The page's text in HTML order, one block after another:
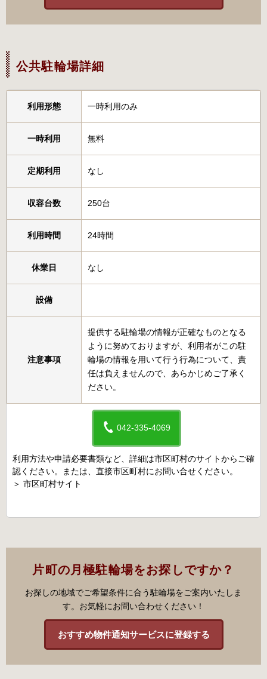
公共駐輪場詳細
利用形態 一時利用のみ
一時利用 無料
定期利用 なし
収容台数 250台
利用時間 24時間
休業日 なし
設備
注意事項
提供する駐輪場の情報が正確なものとなる
ように努めておりますが、利用者がこの駐
輪場の情報を用いて行う行為について、責
任は負えませんので、あらかじめご了承く
ださい。
042-335-4069
利用方法や申請必要書類など、詳細は市区町村のサイトからご確
認ください。または、直接市区町村にお問い合せください。
＞ 市区町村サイト
片町の月極駐輪場をお探しですか？
お探しの地域でご希望条件に合う駐輪場をご案内いたしま
す。お気軽にお問い合わせください！
おすすめ物件通知サービスに登録する